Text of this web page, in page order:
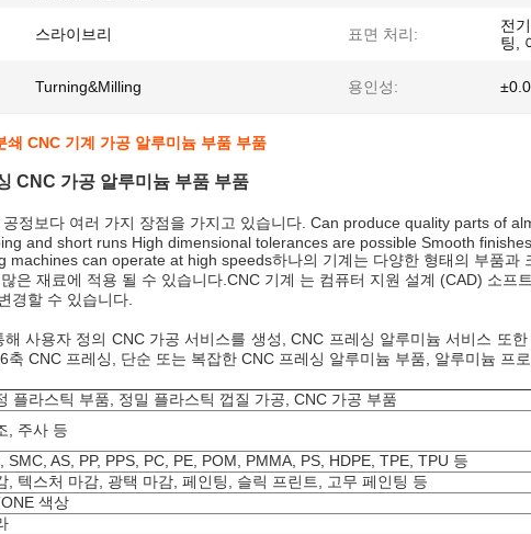
스라이브리 표면 처리:
전
팅,
Turning&Milling 용인성:
쇄 CNC 기계 가공 알루미늄 부품 부품
CNC 가공 알루미늄 부품 부품
정보다 여러 가지 장점을 가지고 있습니다. Can produce quality parts of
and short runs High dimensional tolerances are possible Smooth
machines can operate at high speeds하나의 기계는 다양한 형태의 부품과
은 재료에 적용 될 수 있습니다.CNC 기계 는 컴퓨터 지원 설계 (CAD) 소프
경할 수 있습니다.
사용자 정의 CNC 가공 서비스를 생성, CNC 프레싱 알루미늄 서비스 또
축 CNC 프레싱, 단순 또는 복잡한 CNC 프레싱 알루미늄 부품, 알루미늄 프
플라스틱 부품, 정밀 플라스틱 껍질 가공, CNC 가공 부품
, 주사 등
SMC, AS, PP, PPS, PC, PE, POM, PMMA, PS, HDPE, TPE, TPU 등
, 텍스처 마감, 광택 마감, 페인팅, 슬릭 프린트, 고무 페인팅 등
색상